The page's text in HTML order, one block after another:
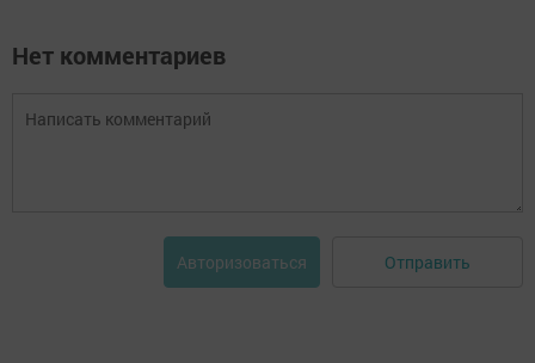
Нет комментариев
Авторизоваться Отправить